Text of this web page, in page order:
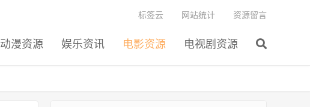
动漫资源 娱乐资讯 电影资源 电视剧资源
标签云 网站统计 资源留言